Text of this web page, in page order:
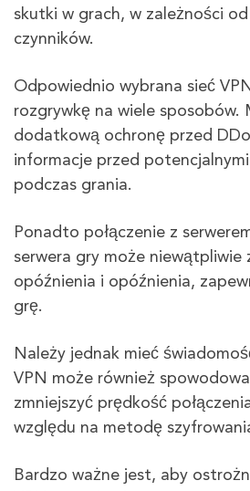
skutki w grach, w zależności
czynników.
Odpowiednio wybrana sieć
rozgrywkę na wiele sposobów.
dodatkową ochronę przed
informacje przed
podczas grania.
Ponadto połączenie z
serwera gry może niewątpliwie
opóźnienia i opóźnienia,
grę.
Należy jednak mieć
VPN może również
zmniejszyć prędkość
względu na metodę
Bardzo ważne jest, aby